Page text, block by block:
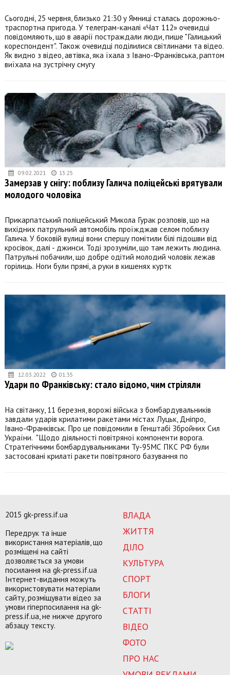
Сьогодні, 25 червня, близько 21:30 у Ямниці сталась дорожньо-
траспортна пригода. У телеграм-каналі «Чат 112» очевидці
повідомляють, що в аварії постраждали люди, пише "Галицький
кореспондент". Також очевидці поділилися світлинами та відео.
Як видно з відео, автівка, яка їхала з Івано-Франківська, раптом
виїхала на зустрічну смугу
09.02.2021 13:25
Замерзав у снігу: поблизу Галича поліцейські врятували
молодого чоловіка
Прикарпатський поліцейський Микола Гурак розповів, що на
вихідних патрульний автомобіль проїжджав селом поблизу
Галича. У боковій вулиці вони спершу помітили білі підошви від
кросівок, далі - джинси. Тоді зрозуміли, що там лежить людина.
Патрульні побачили, що добре одітий молодий чоловік лежав
горілиць. Ноги були прямі, а руки в кишенях куртк
12.03.2022 01:35
Удари по Франківську: стало відомо, чим стріляли
На світанку, 11 березня, ворожі війська з бомбардувальників
завдали ударів крилатими ракетами містах Луцьк, Дніпро,
Івано-Франківськ. Про це повідомили в Генштабі Збройних Сил
України. "Щодо діяльності повітряної компоненти ворога.
Стратегічними бомбардувальниками Ту-95МС ПКС РФ були
застосовані крилаті ракети повітряного базування по
ВЛАДА
ЖИТТЯ
ДІЛО
КУЛЬТУРА
СПОРТ
БЛОГИ
СТАТТІ
ВІДЕО
ФОТО
ПРО НАС
2015 gk-press.if.ua
Передрук та інше
використання матеріалів, що
розміщені на сайті
дозволяється за умови
посилання на gk-press.if.ua
Інтернет-видання можуть
використовувати матеріали
сайту, розміщувати відео за
умови гіперпосилання на gk-
press.if.ua, не нижче другого
абзацу тексту.